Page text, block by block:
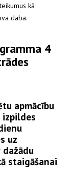
kā
dabā.
4
apmācību
izpildes
uz
staigāšanai